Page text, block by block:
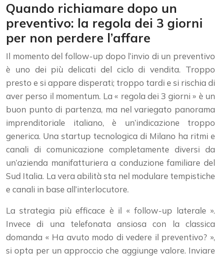
Quando richiamare dopo un
preventivo: la regola dei 3 giorni
per non perdere l’affare
Il momento del follow-up dopo l’invio di un preventivo
è uno dei più delicati del ciclo di vendita. Troppo
presto e si appare disperati; troppo tardi e si rischia di
aver perso il momentum. La « regola dei 3 giorni » è un
buon punto di partenza, ma nel variegato panorama
imprenditoriale italiano, è un’indicazione troppo
generica. Una startup tecnologica di Milano ha ritmi e
canali di comunicazione completamente diversi da
un’azienda manifatturiera a conduzione familiare del
Sud Italia. La vera abilità sta nel modulare tempistiche
e canali in base all’interlocutore.
La strategia più efficace è il « follow-up laterale ».
Invece di una telefonata ansiosa con la classica
domanda « Ha avuto modo di vedere il preventivo? »,
si opta per un approccio che aggiunge valore. Inviare